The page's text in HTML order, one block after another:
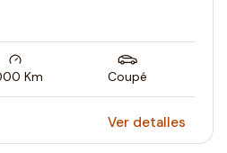
Km Coupé
Ver detalles